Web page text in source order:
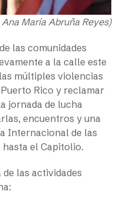
María Abruña Reyes)
las comunidades
a la calle este
múltiples violencias
Rico y reclamar
jornada de lucha
encuentros y una
Internacional de las
hasta el Capitolio.
las actividades